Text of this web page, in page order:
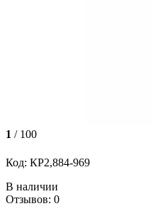
1 / 100
Код: КР2,884-969
В наличии
Отзывов: 0